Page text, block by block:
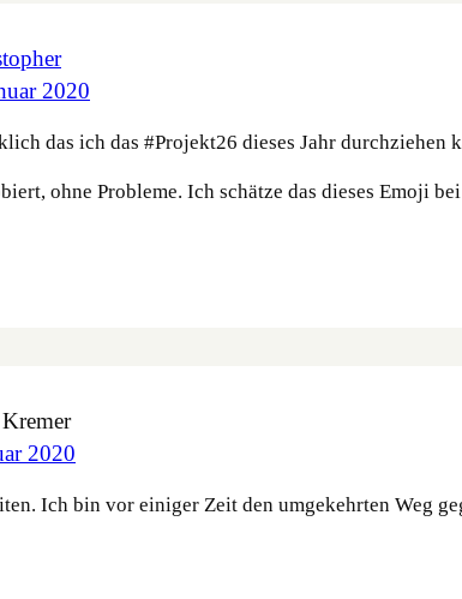
2020
das ich das #Projekt26 dieses Jahr durchziehen
ohne Probleme. Ich schätze das dieses Emoji
2020
Ich bin vor einiger Zeit den umgekehrten Weg